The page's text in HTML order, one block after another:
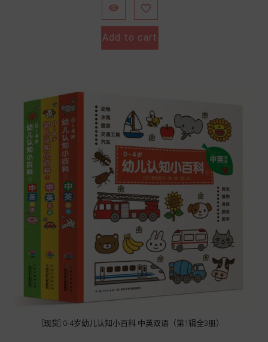
 
Add to cart
[现货] 0-4岁幼儿认知小百科 中英双语（第1辑全3册）